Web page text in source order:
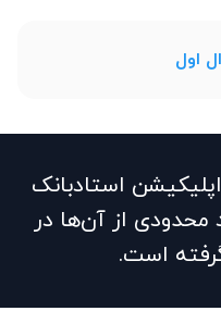
اول
استادبانک
محدودی از آن‌ها در
است.